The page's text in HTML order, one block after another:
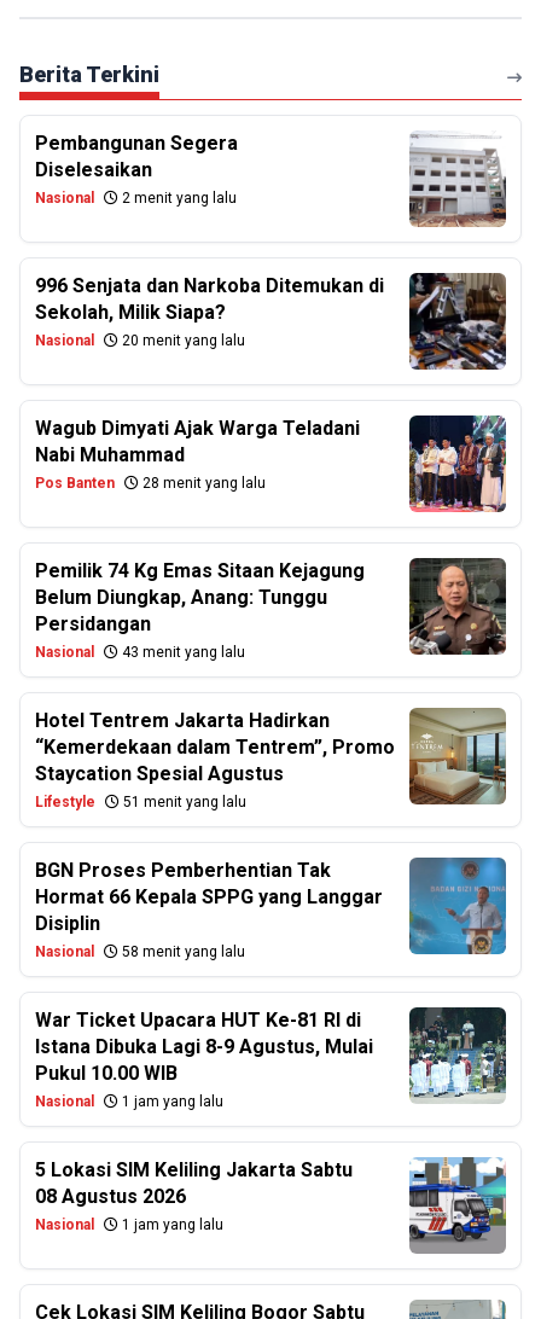
Berita Terkini
Pembangunan Segera
Diselesaikan
Nasional 2 menit yang lalu
996 Senjata dan Narkoba Ditemukan di
Sekolah, Milik Siapa?
Nasional 20 menit yang lalu
Wagub Dimyati Ajak Warga Teladani
Nabi Muhammad
Pos Banten 28 menit yang lalu
Pemilik 74 Kg Emas Sitaan Kejagung
Belum Diungkap, Anang: Tunggu
Persidangan
Nasional 43 menit yang lalu
Hotel Tentrem Jakarta Hadirkan
“Kemerdekaan dalam Tentrem”, Promo
Staycation Spesial Agustus
Lifestyle 51 menit yang lalu
BGN Proses Pemberhentian Tak
Hormat 66 Kepala SPPG yang Langgar
Disiplin
Nasional 58 menit yang lalu
War Ticket Upacara HUT Ke-81 RI di
Istana Dibuka Lagi 8-9 Agustus, Mulai
Pukul 10.00 WIB
Nasional 1 jam yang lalu
5 Lokasi SIM Keliling Jakarta Sabtu
08 Agustus 2026
Nasional 1 jam yang lalu
Cek Lokasi SIM Keliling Bogor Sabtu